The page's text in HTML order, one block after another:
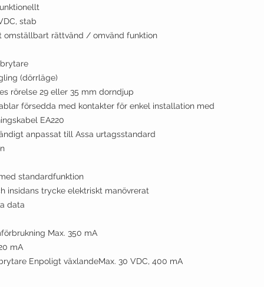
stab
omställbart rättvänd / omvänd funktion
(dörrläge)
rörelse 29 eller 35 mm dorndjup
försedda med kontakter för enkel installation med
EA220
anpassat till Assa urtagsstandard
standardfunktion
insidans trycke elektriskt manövrerat
data
Max. 350 mA
mA
Enpoligt växlandeMax. 30 VDC, 400 mA